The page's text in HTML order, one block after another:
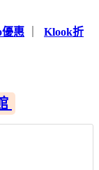
優惠
Klook折